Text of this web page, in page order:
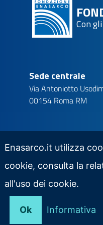
Con
Sede centrale
Via Antoniotto
00154 Roma RM
Seguici su
Note Legali Privacy
Enasarco.it utilizza
cookie, consulta la
all'uso dei cookie.
Ok Informativa